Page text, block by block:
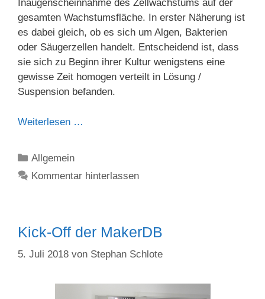
Inaugenscheinnahme des Zellwachstums auf der
gesamten Wachstumsfläche. In erster Näherung ist
es dabei gleich, ob es sich um Algen, Bakterien
oder Säugerzellen handelt. Entscheidend ist, dass
sie sich zu Beginn ihrer Kultur wenigstens eine
gewisse Zeit homogen verteilt in Lösung /
Suspension befanden.
Weiterlesen …
Kategorien
Allgemein
Kommentar hinterlassen
Kick-Off der MakerDB
5. Juli 2018 von Stephan Schlote